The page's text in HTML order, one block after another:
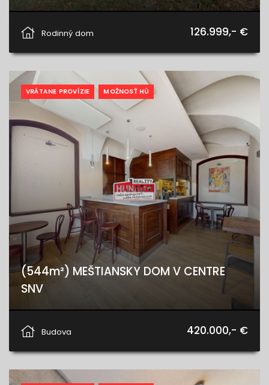
Rodinný dom
126.999,- €
VRÁTANE PROVÍZIE MOŽNOSŤ HÚ
(544m²) MEŠTIANSKY DOM V CENTRE
SNV
Budova
420.000,- €